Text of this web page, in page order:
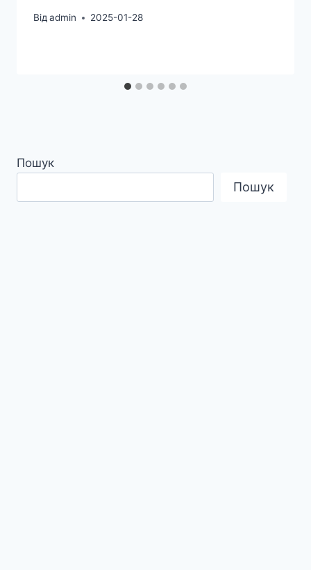
Відadmin 2025-01-28
Пошук
Пошук